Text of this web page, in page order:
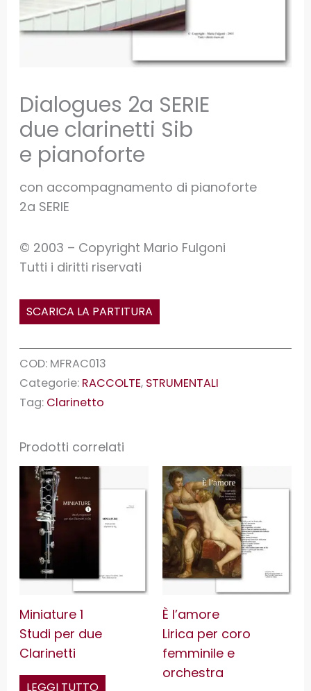
Dialogues 2a SERIE
due clarinetti Sib
e pianoforte
con accompagnamento di pianoforte
2a SERIE
© 2003 – Copyright Mario Fulgoni
Tutti i diritti riservati
SCARICA LA PARTITURA
COD: MFRAC013
Categorie: RACCOLTE, STRUMENTALI
Tag: Clarinetto
Prodotti correlati
Miniature 1
Studi per due
Clarinetti
LEGGI TUTTO
È l’amore
Lirica per coro
femminile e
orchestra